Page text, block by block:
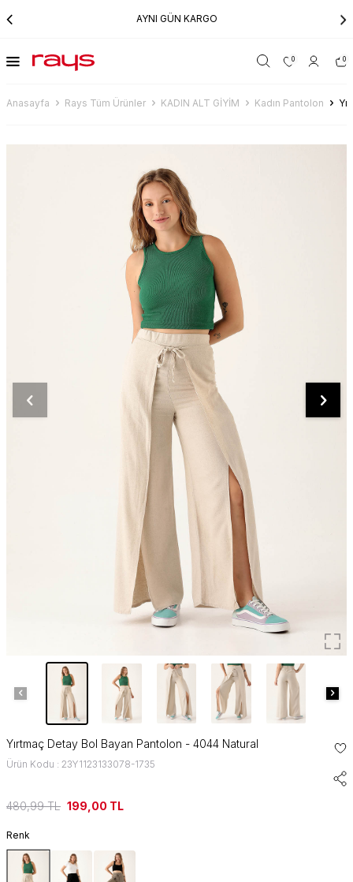
AYNI GÜN KARGO
0 0
Anasayfa Rays Tüm Ürünler KADIN ALT GİYİM Kadın Pantolon
Yırtmaç Detay Bol Bayan Pantolon - 4044 Natural
Ürün Kodu : 23Y1123133078-1735
480,99TL 199,00 TL
Renk